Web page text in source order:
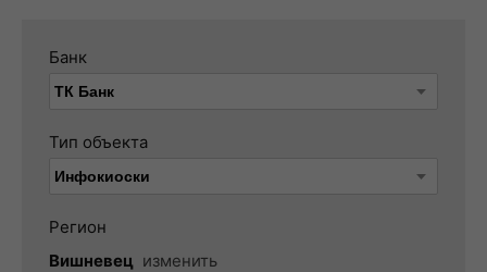
Банк
Тип объекта
Регион
Вишневец изменить